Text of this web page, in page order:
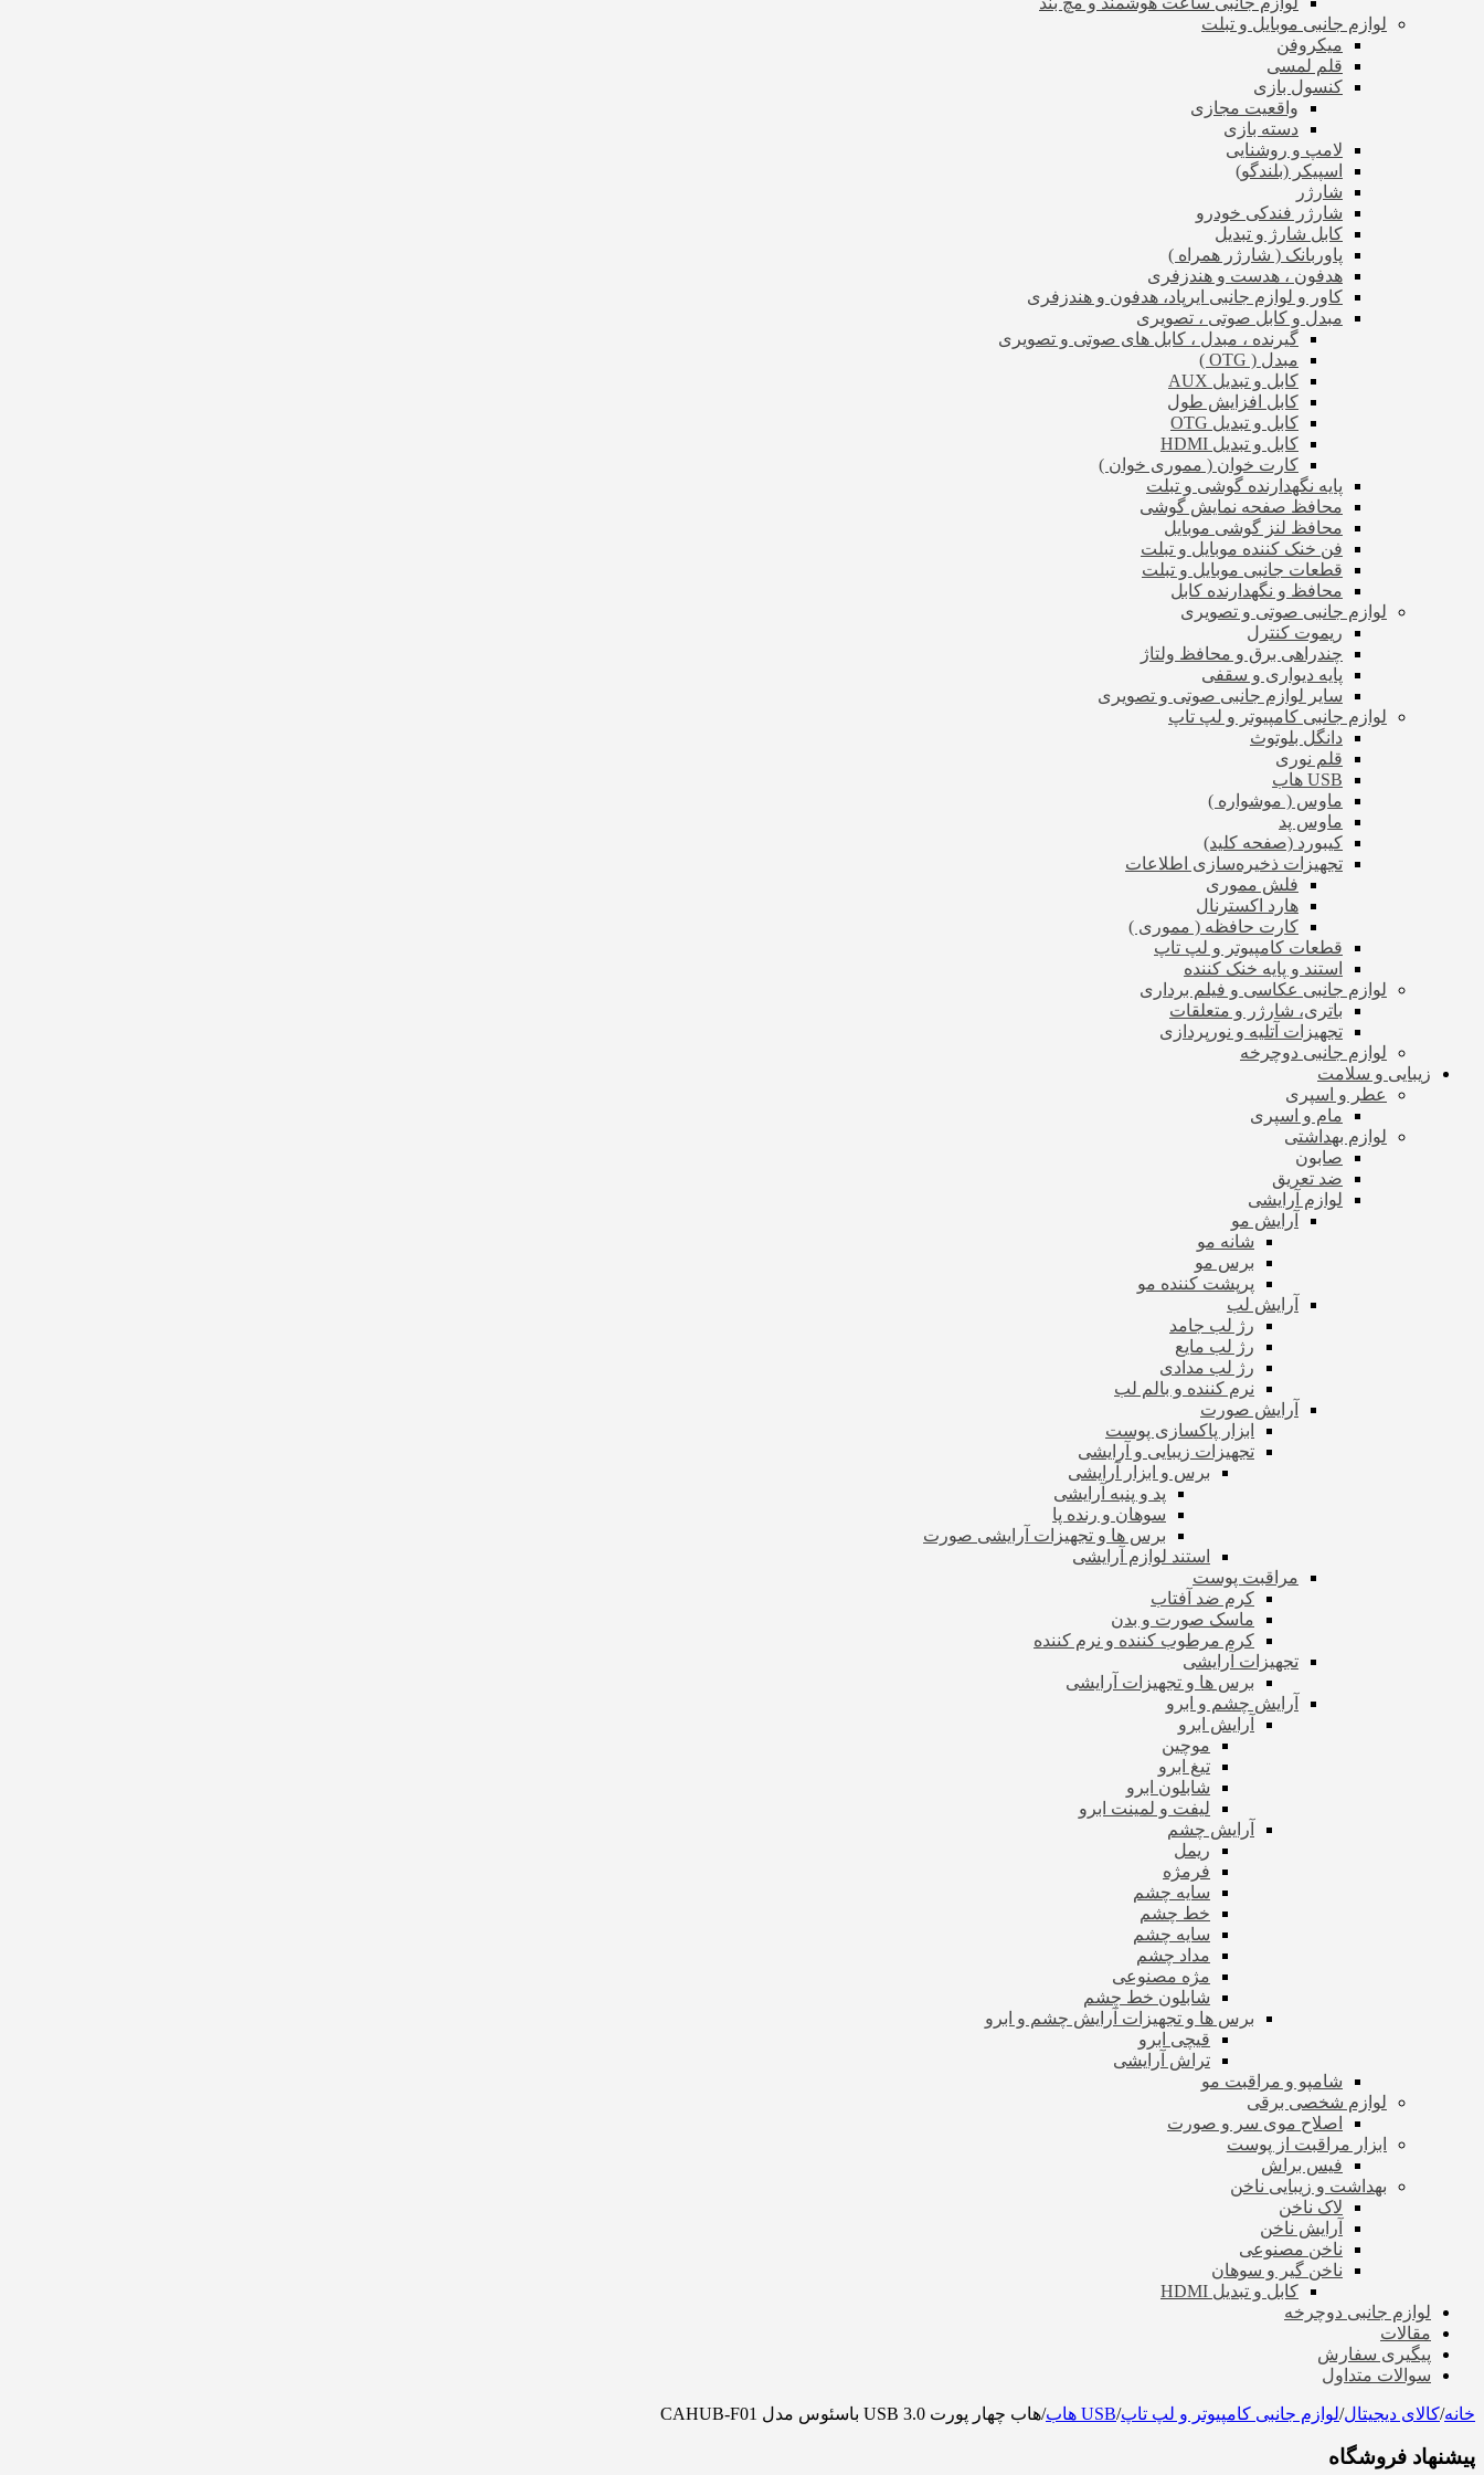
لوازم جانبی موبایل و تبلت
میکروفن
قلم لمسی
کنسول بازی
واقعیت مجازی
دسته بازی
لامپ و روشنایی
اسپیکر (بلندگو)
شارژر
شارژر فندکی خودرو
کابل شارژ و تبدیل
پاوربانک ( شارژر همراه )
هدفون ، هدست و هندزفری
کاور و لوازم جانبی ایرپاد، هدفون و هندزفری
مبدل و کابل صوتی ، تصویری
گیرنده ، مبدل ، کابل های صوتی و تصویری
مبدل ( OTG )
کابل و تبدیل AUX
کابل افزایش طول
کابل و تبدیل OTG
کابل و تبدیل HDMI
کارت خوان ( مموری خوان )
پایه نگهدارنده گوشی و تبلت
محافظ صفحه نمایش گوشی
محافظ لنز گوشی موبایل
فن خنک کننده موبایل و تبلت
قطعات جانبی موبایل و تبلت
محافظ و نگهدارنده کابل
لوازم جانبی صوتی و تصویری
ریموت کنترل
چندراهی برق و محافظ ولتاژ
پایه دیواری و سقفی
سایر لوازم جانبی صوتی و تصویری
لوازم جانبی کامپیوتر و لپ تاپ
دانگل بلوتوث
قلم نوری
USB هاب
ماوس ( موشواره )
ماوس پد
کیبورد (صفحه کلید)
تجهیزات ذخیره‌سازی اطلاعات
فلش مموری
هارد اکسترنال
کارت حافظه ( مموری )
قطعات کامپیوتر و لپ تاپ
استند و پایه خنک کننده
لوازم جانبی عکاسی و فیلم برداری
باتری، شارژر و متعلقات
تجهیزات آتلیه و نورپردازی
لوازم جانبی دوچرخه
زیبایی و سلامت
عطر و اسپری
مام و اسپری
لوازم بهداشتی
صابون
ضد تعریق
لوازم آرایشی
آرایش مو
شانه مو
برس مو
پرپشت کننده مو
آرایش لب
رژ لب جامد
رژ لب مایع
رژ لب مدادی
نرم کننده و بالم لب
آرایش صورت
ابزار پاکسازی پوست
تجهیزات زیبایی و آرایشی
برس و ابزار آرایشی
پد و پنبه آرایشی
سوهان و رنده پا
برس ها و تجهیزات آرایشی صورت
استند لوازم آرایشی
مراقبت پوست
کرم ضد آفتاب
ماسک صورت و بدن
کرم مرطوب کننده و نرم کننده
تجهیزات آرایشی
برس ها و تجهیزات آرایشی
آرایش چشم و ابرو
آرایش ابرو
موچین
تیغ ابرو
شابلون ابرو
لیفت و لمینت ابرو
آرایش چشم
ریمل
فرمژه
سایه چشم
خط چشم
سایه چشم
مداد چشم
مژه مصنوعی
شابلون خط چشم
برس ها و تجهیزات آرایش چشم و ابرو
قیچی ابرو
تراش آرایشی
شامپو و مراقبت مو
لوازم شخصی برقی
اصلاح موی سر و صورت
ابزار مراقبت از پوست
فیس براش
بهداشت و زیبایی ناخن
لاک ناخن
آرایش ناخن
ناخن مصنوعی
ناخن گیر و سوهان
کابل و تبدیل HDMI
لوازم جانبی دوچرخه
مقالات
پیگیری سفارش
سوالات متداول
خانه/کالای دیجیتال/لوازم جانبی کامپیوتر و لپ تاپ/USB هاب /هاب چهار پورت USB 3.0 باسئوس مدل CAHUB-F01
پیشنهاد فروشگاه